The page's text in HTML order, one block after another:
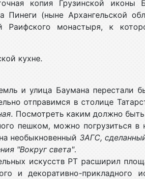
копия Грузинской иконы
Пинеги (ныне Архангельской
Раифского монастыря, к
кухне.
и улица Баумана перестали
отправимся в столице
. Посмотреть каким должно
пешком, можно погрузиться в
необыкновенный ЗАГС,
"Вокруг света".
искусств РТ расширил
и декоративно-прикладного